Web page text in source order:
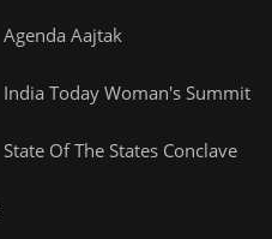
Agenda Aajtak
India Today Woman's Summit
State Of The States Conclave